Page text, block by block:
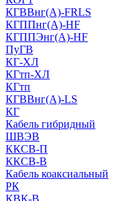
КГВВнг(А)-FRLS
КГППнг(A)-HF
КГППЭнг(A)-HF
ПуГВ
КГ-ХЛ
КГтп-ХЛ
КГтп
КГВВнг(А)-LS
КГ
Кабель гибридный
ШВЭВ
ККСВ-П
ККСВ-В
Кабель коаксиальный
РК
КВК-В